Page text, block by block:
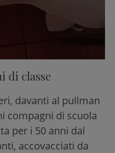
di classe
davanti al pullman
compagni di scuola
per i 50 anni dal
accovacciati da